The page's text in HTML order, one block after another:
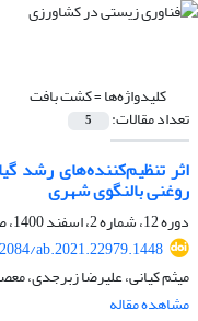
کلیدواژه‌ها =کشت بافت
تعداد مقالات: 5
اثر تنظیم‌کننده‌های رشد
روغنی بالنگوی شهری
دوره 12، شماره 2، اسفند 1400، صفحه
ab.2021.22979.1448
میثم کیانی، علیرضا زبرجدی،
مشاهده مقاله